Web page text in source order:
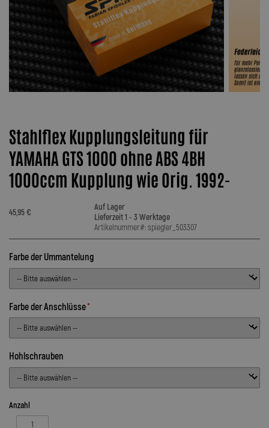
Stahlflex Kupplungsleitung für
YAMAHA GTS 1000 ohne ABS 4BH
1000ccm Kupplung wie Orig. 1992-
45,95 €
Auf Lager
Lieferzeit 1 - 3 Werktage
Artikelnummer#: spiegler_503307
Farbe der Ummantelung
Farbe der Anschlüsse
Hohlschrauben
Anzahl